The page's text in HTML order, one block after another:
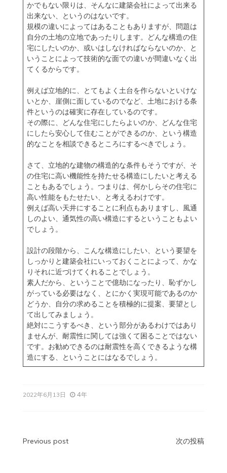
かでもない限りは、そんなに建築会社によって出来る
出来ない、というのはないです。
規模の違いによってはあることもありますが、問題は
自分の土地の立地であったりします。どんな構造の住
宅にしたいのか、或いはしなければならないのか、と
いうことによって技術的な面での違いが間違いなく出
てくるからです。
例えば立地的に、とてもよく土台を作らないといけな
いとか、崖側に面しているのでなど、土地における条
件というのは確実に存在しているのです。
その際に、どんな住宅にしたらよいのか、どんな住宅
にしたら安心して住むことができるのか、という構造
的なことを相談できるところにするべきでしょう。
さて、立地的な建物の構造的な条件もそうですが、そ
の住宅に高い機能性を持たせる構造にしたいと考える
こともあるでしょう。つまりは、何かしらその住宅に
高い性能をもたせたい、と考えるわけです。
例えば高い天井にすることに利点もありますし、風通
しのよい、通気性の高い構造にするということもよい
でしょう。
設計の段階から、こんな構造にしたい、という要望を
しっかりと建築会社にいっておくことによって、かな
りそれに近づけてくれることでしょう。
素人だから、ということで億劫になったり、恥ずかし
がっている必要はなく、とにかく実現可能であるのか
どうか、自分の求めることを積極的に提案、要望とし
て出してみましょう。
絶対にこうするべき、という部分があるわけではあり
ませんが、耐震性に関しては強くて困ることではない
です。お勧めできるのは耐震性を高くできるような構
造にする、ということにはなるでしょう。
2022年6月13日 4年
投
Previous post 次の投稿